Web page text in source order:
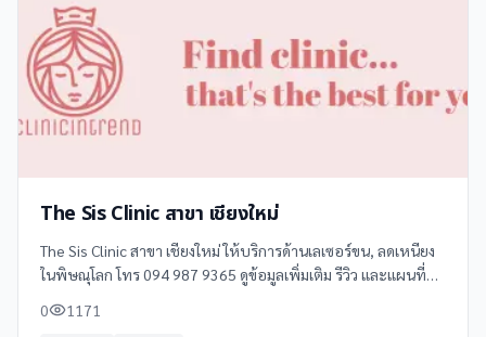
The Sis Clinic สาขา เชียงใหม่
The Sis Clinic สาขา เชียงใหม่ ให้บริการด้านเลเซอร์ขน, ลดเหนียง
ในพิษณุโลก โทร 094 987 9365 ดูข้อมูลเพิ่มเติม รีวิว และแผนที่
0 1171